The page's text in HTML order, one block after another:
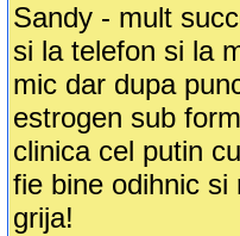
Sandy - mult
si la telefon si la
mic dar dupa
estrogen sub
clinica cel putin
fie bine odihnic si
grija!